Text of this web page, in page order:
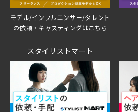
モデル/インフルエンサー/タレント
の依頼・キャスティングはこちら
スタイリストマート